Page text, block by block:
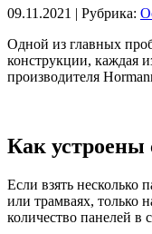
09.11.2021 | Рубрика:
Одной из главных
конструкции, каждая
производителя
Как устроены
Если взять несколько
или трамваях, только
количество панелей